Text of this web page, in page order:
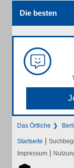
Die besten
Das Örtliche
Startseite |
Impressum |